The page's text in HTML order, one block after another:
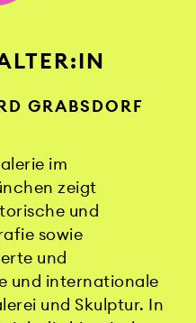
GRABSDORF
im
zeigt
und
sowie
und
und internationale
und Skulptur. In